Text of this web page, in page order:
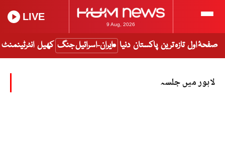
9 Aug, 2026
LIVE
صفحۂ اول تازہ ترین پاکستان دنیا ایران-اسرائیل جنگ کھیل انٹرٹینمنٹ
لاہور میں جلسہ